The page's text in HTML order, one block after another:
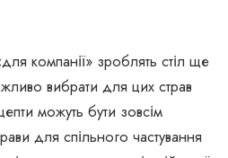
компанії» зроблять стіл ще
вибрати для цих страв
можуть бути зовсім
для спільного частування